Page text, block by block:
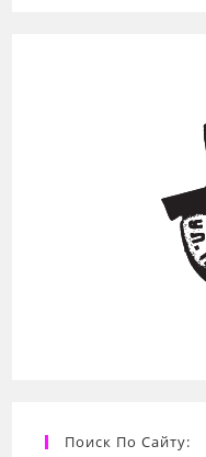
Поиск По Сайту: